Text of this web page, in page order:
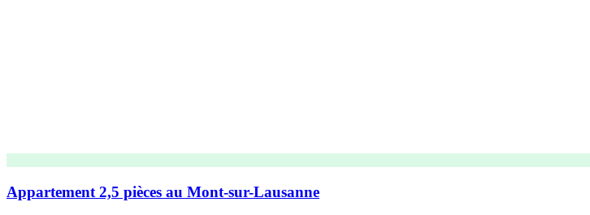
Appartement 2,5 pièces au Mont-sur-Lausanne